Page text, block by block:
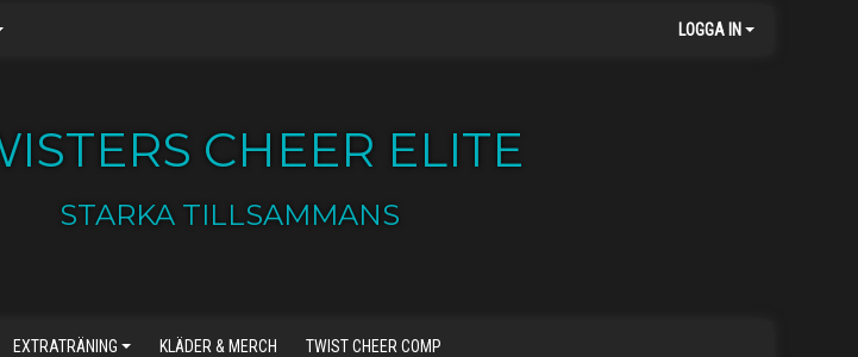
LOGGA IN
CHEER ELITE
STARKA TILLSAMMANS
EXTRATRÄNING KLÄDER & MERCH TWIST CHEER COMP